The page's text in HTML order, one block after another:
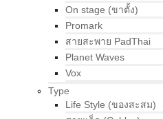
On stage (ขาตั้ง)
Promark
สายสะพาย PadThai
Planet Waves
Vox
Type
Life Style (ของสะสม)